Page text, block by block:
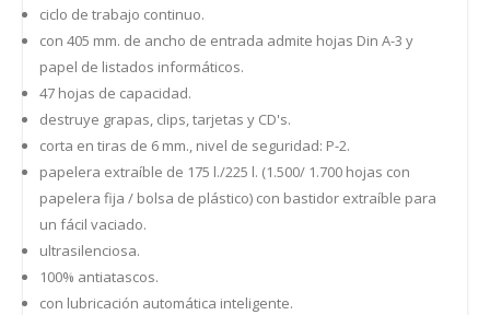
ciclo de trabajo continuo.
con 405 mm. de ancho de entrada admite hojas Din A-3 y
papel de listados informáticos.
47 hojas de capacidad.
destruye grapas, clips, tarjetas y CD's.
corta en tiras de 6 mm., nivel de seguridad: P-2.
papelera extraíble de 175 l./225 l. (1.500/ 1.700 hojas con
papelera fija / bolsa de plástico) con bastidor extraíble para
un fácil vaciado.
ultrasilenciosa.
100% antiatascos.
con lubricación automática inteligente.